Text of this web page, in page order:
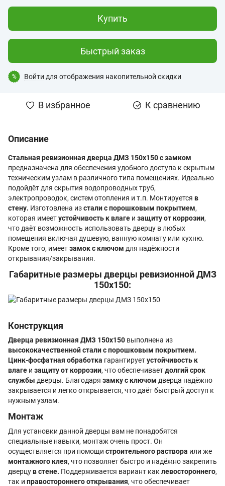
Купить
Быстрый заказ
% Войти для отображения накопительной скидки
В избранное К сравнению
Описание
Стальная ревизионная дверца ДМЗ 150x150 с замком
предназначена для обеспечения удобного доступа к скрытым
техническим узлам в различного типа помещениях. Идеально
подойдёт для скрытия водопроводных труб,
электропроводок, систем отопления и т.п. Монтируется в
стену. Изготовлена изстали с порошковым покрытием,
которая имеетустойчивость к влаге и защиту от коррозии,
что даёт возможность использовать дверцу в любых
помещения включая душевую, ванную комнату или кухню.
Кроме того, имеетзамок с ключом для надёжности
открывания/закрывания.
Габаритные размеры дверцы ревизионной ДМЗ
150x150:
Конструкция
Дверца ревизионная ДМЗ 150x150 выполнена из
высококачественной стали с порошковым покрытием.
Цинк-фосфатная обработка гарантируетустойчивость к
влаге и защиту от коррозии, что обеспечиваетдолгий срок
службы дверцы. Благодаря замку с ключом дверца надёжно
закрывается и легко открывается, что даёт быстрый доступ к
нужным узлам.
Монтаж
Для установки данной дверцы вам не понадобятся
специальные навыки, монтаж очень прост. Он
осуществляется при помощи строительного раствора или же
монтажного клея, что позволяет быстро и надёжно закрепить
дверцув стене. Поддерживается вариант как левостороннего,
так и правостороннего открывания, что обеспечивает